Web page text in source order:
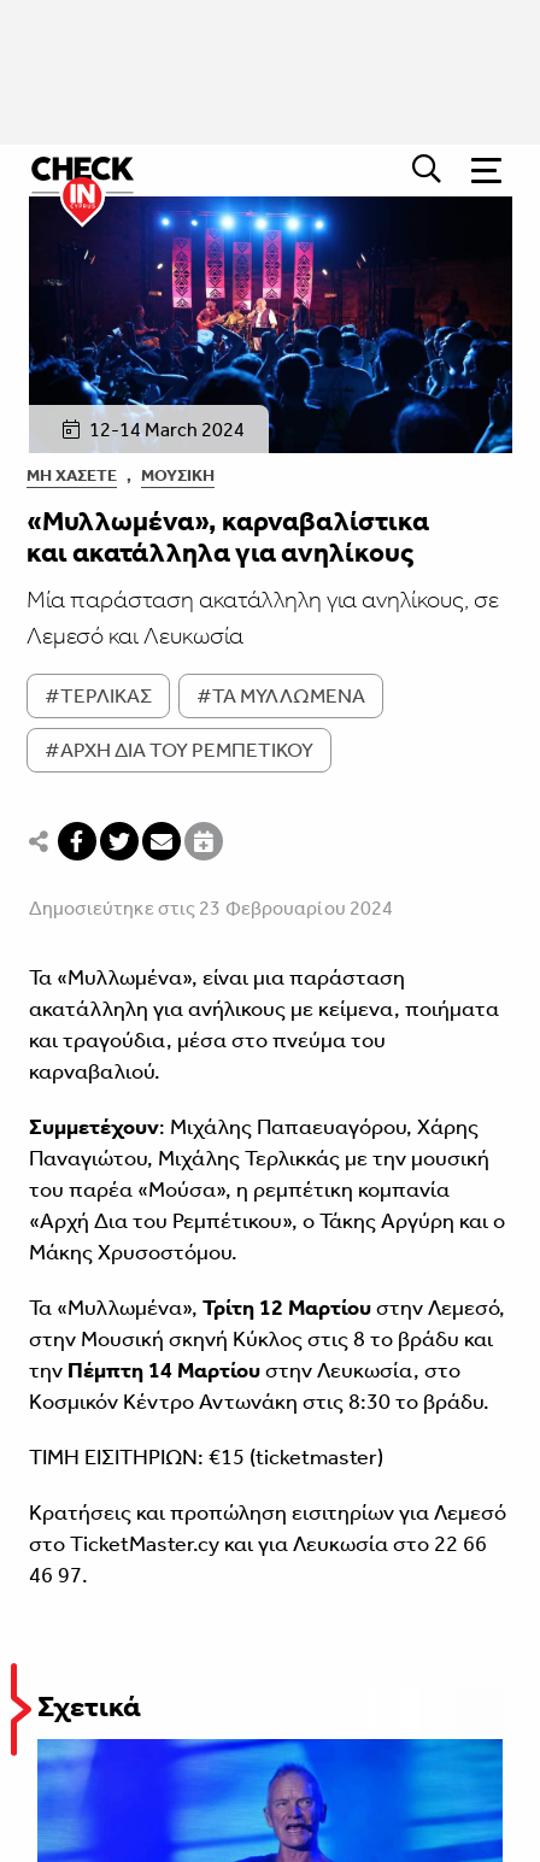
12-14 March 2024
ΜΗ ΧΆΣΕΤΕ , ΜΟΥΣΙΚΉ
«Μυλλωμένα», καρναβαλίστικα
και ακατάλληλα για ανηλίκους
Μία παράσταση ακατάλληλη για ανηλίκους, σε
Λεμεσό και Λευκωσία
#ΤΕΡΛΙΚΑΣ #ΤΑ ΜΥΛΛΩΜΕΝΑ
#ΑΡΧΗ ΔΙΑ ΤΟΥ ΡΕΜΠΕΤΙΚΟΥ
Δημοσιεύτηκε στις 23 Φεβρουαρίου 2024
Τα «Μυλλωμένα», είναι μια παράσταση
ακατάλληλη για ανήλικους με κείμενα, ποιήματα
και τραγούδια, μέσα στο πνεύμα του
καρναβαλιού.
Συμμετέχουν: Μιχάλης Παπαευαγόρου, Χάρης
Παναγιώτου, Μιχάλης Τερλικκάς με την μουσική
του παρέα «Μούσα», η ρεμπέτικη κομπανία
«Αρχή Δια του Ρεμπέτικου», ο Τάκης Αργύρη και ο
Μάκης Χρυσοστόμου.
Τα «Μυλλωμένα», Τρίτη 12 Μαρτίουστην Λεμεσό,
στην Μουσική σκηνή Κύκλος στις 8 το βράδυ και
την Πέμπτη 14 Μαρτίουστην Λευκωσία, στο
Κοσμικόν Κέντρο Αντωνάκη στις 8:30 το βράδυ.
ΤΙΜΗ ΕΙΣΙΤΗΡΙΩΝ: €15 (ticketmaster)
Κρατήσεις και προπώληση εισιτηρίων για Λεμεσό
στο TicketMaster.cy και για Λευκωσία στο 22 66
46 97.
Σχετικά